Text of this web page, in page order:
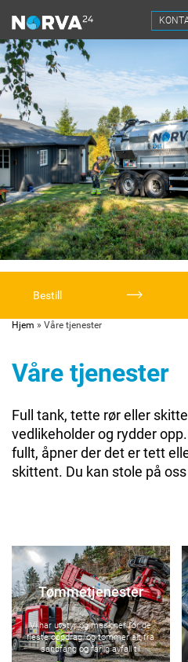
Bestill
Hjem » Våre tjenester
Våre tjenester
Full tank, tette rør eller
vedlikeholder og rydder
fullt, åpner der det er tett
skittent. Du kan stole på
Tømmetjenester
Vi har utstyr og maskiner for de
fleste oppdrag, og tømmer alt fra
sandfang og farlig avfall til